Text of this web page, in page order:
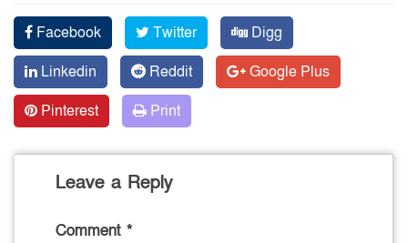
Facebook Twitter
Digg
Linkedin
Reddit
Google Plus
Pinterest
Print
Leave a Reply
Comment *